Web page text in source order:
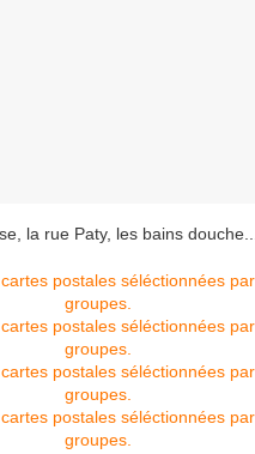
la rue Paty, les bains douche....